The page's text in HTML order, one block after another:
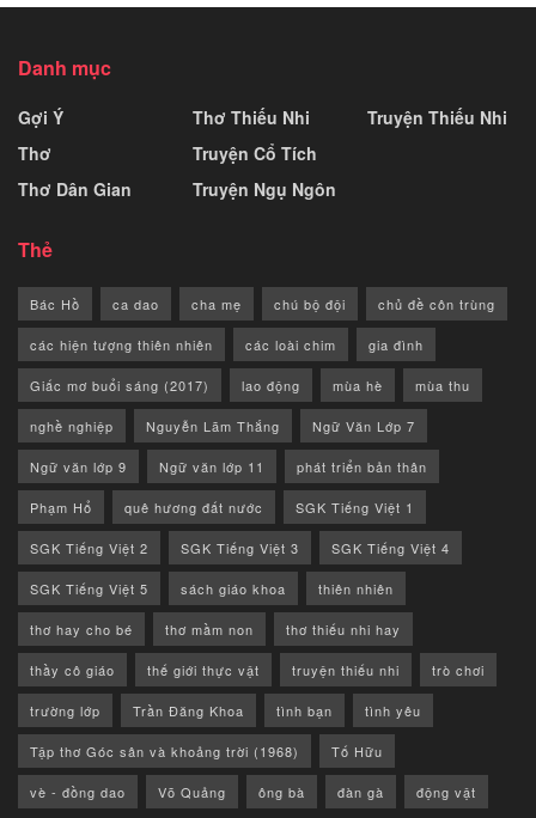
Danh mục
Gợi Ý
Thơ
Thơ Dân Gian
Thơ Thiếu Nhi
Truyện Cổ Tích
Truyện Ngụ Ngôn
Truyện Thiếu Nhi
Thẻ
Bác Hồ ca dao cha mẹ chú bộ đội chủ đề côn trùng
các hiện tượng thiên nhiên các loài chim gia đình
Giấc mơ buổi sáng (2017) lao động mùa hè mùa thu
nghề nghiệp Nguyễn Lãm Thắng Ngữ Văn Lớp 7
Ngữ văn lớp 9 Ngữ văn lớp 11 phát triển bản thân
Phạm Hổ quê hương đất nước SGK Tiếng Việt 1
SGK Tiếng Việt 2 SGK Tiếng Việt 3 SGK Tiếng Việt 4
SGK Tiếng Việt 5 sách giáo khoa thiên nhiên
thơ hay cho bé thơ mầm non thơ thiếu nhi hay
thầy cô giáo thế giới thực vật truyện thiếu nhi trò chơi
trường lớp Trần Đăng Khoa tình bạn tình yêu
Tập thơ Góc sân và khoảng trời (1968) Tố Hữu
vè - đồng dao Võ Quảng ông bà đàn gà động vật